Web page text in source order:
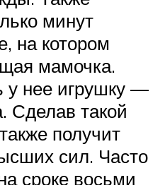
минут
на котором
мамочка.
у нее игрушку —
Сделав такой
получит
сил. Часто
сроке восьми